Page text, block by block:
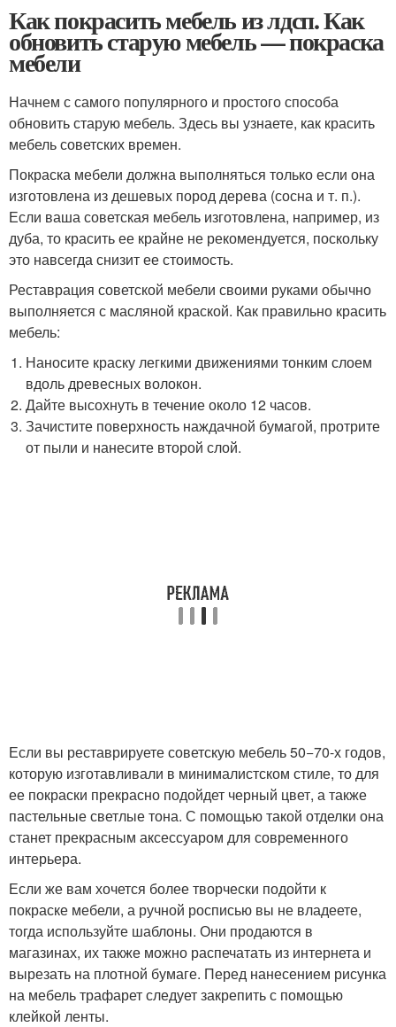
Как покрасить мебель из лдсп. Как
обновить старую мебель — покраска
мебели
Начнем с самого популярного и простого способа
обновить старую мебель. Здесь вы узнаете, как красить
мебель советских времен.
Покраска мебели должна выполняться только если она
изготовлена из дешевых пород дерева (сосна и т. п.).
Если ваша советская мебель изготовлена, например, из
дуба, то красить ее крайне не рекомендуется, поскольку
это навсегда снизит ее стоимость.
Реставрация советской мебели своими руками обычно
выполняется с масляной краской. Как правильно красить
мебель:
Наносите краску легкими движениями тонким слоем
вдоль древесных волокон.
Дайте высохнуть в течение около 12 часов.
Зачистите поверхность наждачной бумагой, протрите
от пыли и нанесите второй слой.
Если вы реставрируете советскую мебель 50−70-х годов,
которую изготавливали в минималистском стиле, то для
ее покраски прекрасно подойдет черный цвет, а также
пастельные светлые тона. С помощью такой отделки она
станет прекрасным аксессуаром для современного
интерьера.
Если же вам хочется более творчески подойти к
покраске мебели, а ручной росписью вы не владеете,
тогда используйте шаблоны. Они продаются в
магазинах, их также можно распечатать из интернета и
вырезать на плотной бумаге. Перед нанесением рисунка
на мебель трафарет следует закрепить с помощью
клейкой ленты.